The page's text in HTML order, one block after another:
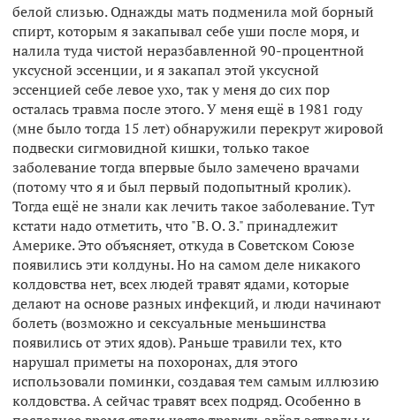
белой слизью. Однажды мать подменила мой борный
спирт, которым я закапывал себе уши после моря, и
налила туда чистой неразбавленной 90-процентной
уксусной эссенции, и я закапал этой уксусной
эссенцией себе левое ухо, так у меня до сих пор
осталась травма после этого. У меня ещё в 1981 году
(мне было тогда 15 лет) обнаружили перекрут жировой
подвески сигмовидной кишки, только такое
заболевание тогда впервые было замечено врачами
(потому что я и был первый подопытный кролик).
Тогда ещё не знали как лечить такое заболевание. Тут
кстати надо отметить, что "В. О. З." принадлежит
Америке. Это объясняет, откуда в Советском Союзе
появились эти колдуны. Но на самом деле никакого
колдовства нет, всех людей травят ядами, которые
делают на основе разных инфекций, и люди начинают
болеть (возможно и сексуальные меньшинства
появились от этих ядов). Раньше травили тех, кто
нарушал приметы на похоронах, для этого
использовали поминки, создавая тем самым иллюзию
колдовства. А сейчас травят всех подряд. Особенно в